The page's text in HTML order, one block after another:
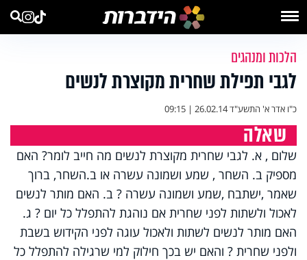
הלכות ומנהגים
לגבי תפילת שחרית מקוצרת לנשים
כ"ו אדר א' התשע"ד26.02.14 | 09:15
שאלה
שלום , א. לגבי שחרית מקוצרת לנשים מה חייב לומר? האם
מספיק ב. השחר , שמע ושמונה עשרה או ב.השחר, ברוך
שאמר ,ישתבח ,שמע ושמונה עשרה ? ב. האם מותר לנשים
לאכול ולשתות לפני שחרית אם נוהגת להתפלל כל יום ? ג.
האם מותר לנשים לשתות ולאכול עוגה לפני הקידוש בשבת
ולפני שחרית ? והאם יש בכך חילוק למי שרגילה להתפלל כל